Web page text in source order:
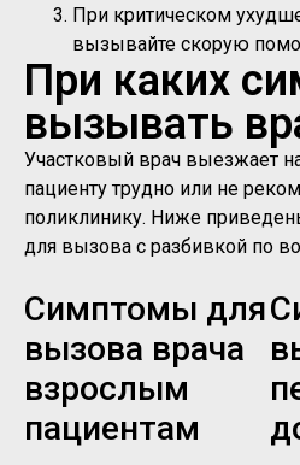
При критическом
вызывайте скорую
При каких
вызывать
Участковый врач выезжает
пациенту трудно или не
поликлинику. Ниже
для вызова с разбивкой по
Симптомы для
вызова врача
взрослым
пациентам